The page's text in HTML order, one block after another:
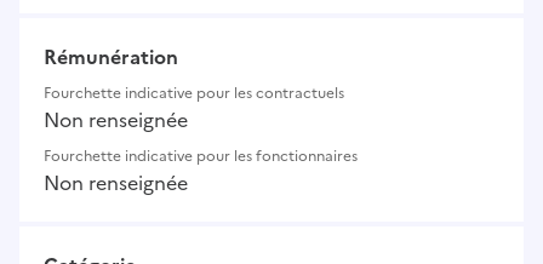
Rémunération
Fourchette indicative pour les contractuels
Non renseignée
Fourchette indicative pour les fonctionnaires
Non renseignée